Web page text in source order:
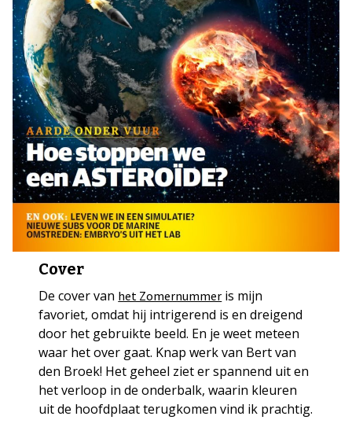
Cover
De cover van het Zomernummer is mijn
favoriet, omdat hij intrigerend is en dreigend
door het gebruikte beeld. En je weet meteen
waar het over gaat. Knap werk van Bert van
den Broek! Het geheel ziet er spannend uit en
het verloop in de onderbalk, waarin kleuren
uit de hoofdplaat terugkomen vind ik prachtig.